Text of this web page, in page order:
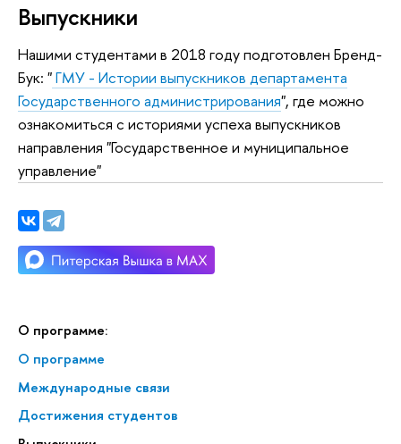
О программе:
О программе
Меж­ду­на­род­ные связи
Достижения студентов
Выпускники
Нашими студентами в 2018 году подготовлен Бренд-
Бук: "ГМУ - Истории выпускников департамента
Государственного администрирования", где можно
ознакомиться с историями успеха выпускников
направления "Государственное и муниципальное
управление"